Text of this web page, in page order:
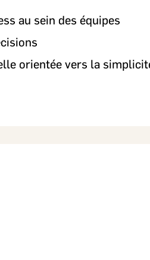
au sein des équipes
orientée vers la